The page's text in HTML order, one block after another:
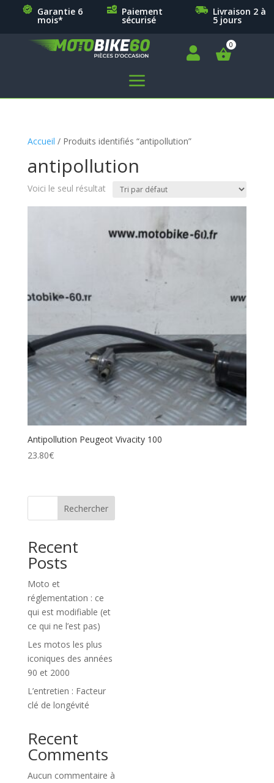
Garantie 6
mois*
Paiement
sécurisé
Livraison 2 à
5 jours

a
Accueil / Produits identifiés “antipollution”
antipollution
Voici le seul résultat
Antipollution Peugeot Vivacity 100
23.80€
Rechercher
Recent
Posts
Moto et
réglementation : ce
qui est modifiable (et
ce qui ne l’est pas)
Les motos les plus
iconiques des années
90 et 2000
L’entretien : Facteur
clé de longévité
Recent
Comments
Aucun commentaire à